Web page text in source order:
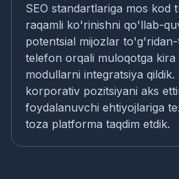
SEO standartlariga mos kod
raqamli ko'rinishni qo'llab-
potentsial mijozlar
telefon orqali muloqotga kira
modullarni integratsiya qildik.
korporativ pozitsiyani aks
foydalanuvchi ehtiyojlariga
toza platforma taqdim etdik.